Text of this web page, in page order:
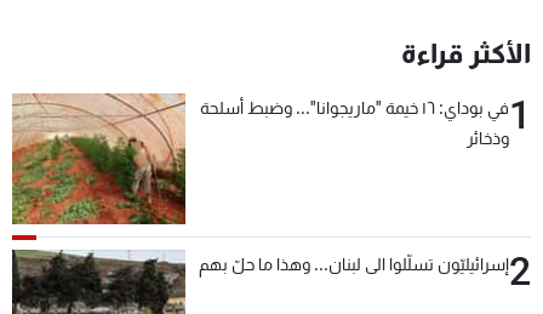
الأكثر قراءة
1
في بوداي: ١٦ خيمة "ماريجوانا"... وضبط أسلحة
وذخائر
2إسرائيليّون تسلّلوا الى لبنان... وهذا ما حلّ بهم